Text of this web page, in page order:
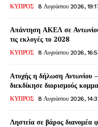
ΚΥΠΡΟΣ 8 Αυγούστου 2026,
Απάντηση ΑΚΕΛ σε
τις εκλογές το 2028
ΚΥΠΡΟΣ 8 Αυγούστου 2026,
Ατυχής η δήλωση Αντωνίου
διεκδίκησε διορισμούς
ΚΥΠΡΟΣ 8 Αυγούστου 2026,
Ληστεία σε βάρος διανομέα